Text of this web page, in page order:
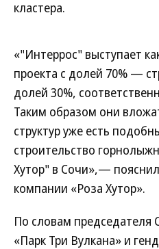
кластера.
«"Интеррос" выступает
проекта с долей 70% —
долей 30%,
Таким образом они
структур уже есть
строительство
Хутор" в Сочи»,—
компании «Роза Хутор».
По словам
«Парк Три Вулкана» и